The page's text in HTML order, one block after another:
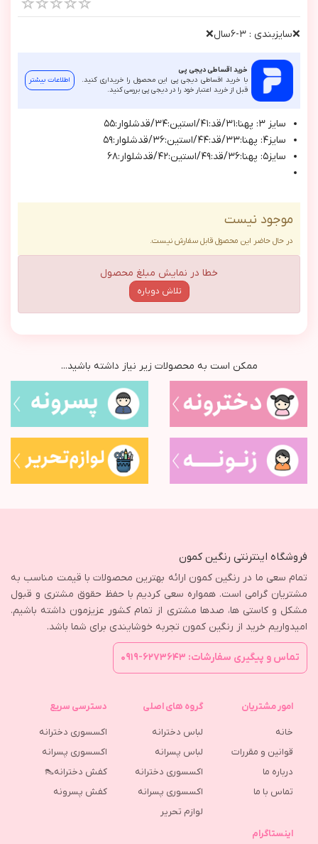
❌سايزبندي : ٣-٦سال❌
خرید اقساطی دیجی پی
با خرید اقساطی دیجی پی این محصول را خریداری کنید.
قبل از خرید اعتبار خود را در دیجی پی بررسی کنید.
اطلاعات بیشتر
سايز ٣: پهنا:٣١/قد:٤١/استين:٣٤/قدشلوار:٥٥
سايز٤: پهنا:٣٣/قد:٤٤/استين:٣٦/قدشلوار:٥٩
سايز٥: پهنا:٣٦/قد:٤٩/استين:٤٢/قدشلوار:٦٨
موجود نیست
در حال حاضر این محصول قابل سفارش نیست.
خطا در نمایش مبلغ محصول
تلاش دوباره
ممکن است به محصولات زیر نیاز داشته باشید...
فروشگاه اینترنتی رنگین کمون
تمام سعی ما در رنگین کمون ارائه بهترین محصولات با قیمت مناسب به
مشتریان گرامی است. همواره سعی کردیم با حفظ حقوق مشتری و قبول
مشکل و کاستی ها، صدها مشتری از تمام کشور عزیزمون داشته باشیم.
امیدواریم خرید از رنگین کمون تجربه خوشایندی برای شما باشد.
تماس و پیگیری سفارشات: ۶۲۷۳۶۴۳-۰۹۱۹
امور مشتریان
خانه
قوانین و مقررات
درباره ما
تماس با ما
گروه های اصلی
لباس دخترانه
لباس پسرانه
اکسسوری دخترانه
اکسسوری پسرانه
لوازم تحریر
دسترسی سریع
اکسسوری دخترانه
اکسسوری پسرانه
کفش دخترانه👠
كفش پسرونه
اینستاگرام